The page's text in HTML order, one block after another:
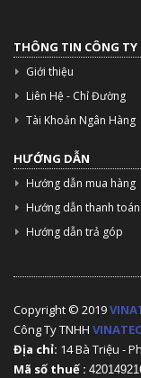
THÔNG TIN CÔNG TY
Giới thiệu
Liên Hệ - Chỉ Đường
Tài Khoản Ngân Hàng
HƯỚNG DẪN
Hướng dẫn mua hàng
Hướng dẫn thanh toán
Hướng dẫn trả góp
Copyright © 2019
Công Ty TNHH
Địa chỉ: 14 Bà Triệu -
Mã số thuế :